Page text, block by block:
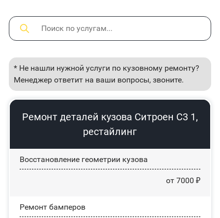
* Не нашли нужной услуги по кузовному ремонту?
Менеджер ответит на ваши вопросы, звоните.
Ремонт деталей кузова Ситроен С3 1,
рестайлинг
Восстановление геометрии кузова
от 7000 ₽
Ремонт бамперов